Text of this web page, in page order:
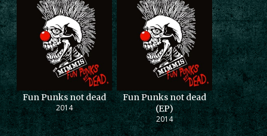
Fun Punks not dead
2014
Fun Punks not dead
(EP)
2014